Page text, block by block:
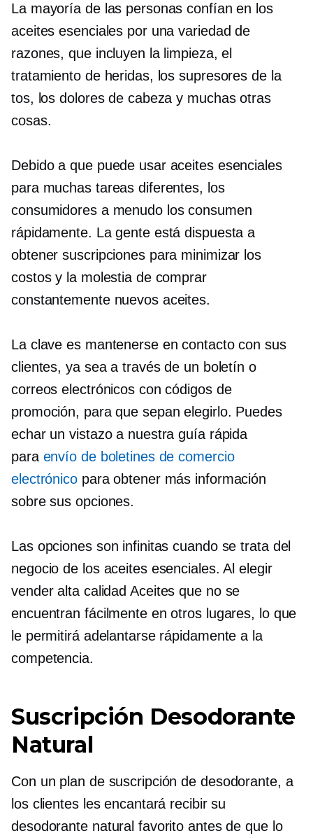
La mayoría de las personas confían en los
aceites esenciales por una variedad de
razones, que incluyen la limpieza, el
tratamiento de heridas, los supresores de la
tos, los dolores de cabeza y muchas otras
cosas.
Debido a que puede usar aceites esenciales
para muchas tareas diferentes, los
consumidores a menudo los consumen
rápidamente. La gente está dispuesta a
obtener suscripciones para minimizar los
costos y la molestia de comprar
constantemente nuevos aceites.
La clave es mantenerse en contacto con sus
clientes, ya sea a través de un boletín o
correos electrónicos con códigos de
promoción, para que sepan elegirlo. Puedes
echar un vistazo a nuestra guía rápida
para envío de boletines de comercio
electrónicopara obtener más información
sobre sus opciones.
Las opciones son infinitas cuando se trata del
negocio de los aceites esenciales. Al elegir
venderalta calidad Aceites que no se
encuentran fácilmente en otros lugares, lo que
le permitirá adelantarse rápidamente a la
competencia.
Suscripción Desodorante
Natural
Con un plan de suscripción de desodorante, a
los clientes les encantará recibir su
desodorante natural favorito antes de que lo